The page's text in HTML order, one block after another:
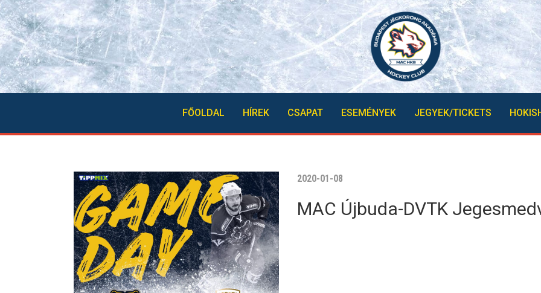
FŐOLDAL HÍREK CSAPAT ESEMÉNYEK JEGYEK/TICKETS
2020-01-08
MAC Újbuda-DVTK